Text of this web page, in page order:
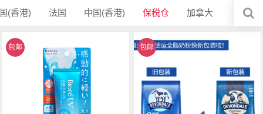
(香港) 法国 中国(香港) 保税仓 加拿大
包邮 包邮